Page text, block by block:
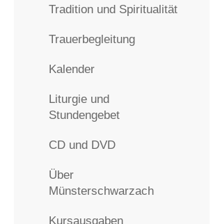
Tradition und Spiritualität
Trauerbegleitung
Kalender
Liturgie und
Stundengebet
CD und DVD
Über
Münsterschwarzach
Kursausgaben